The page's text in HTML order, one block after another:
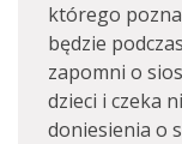
którego
będzie
zapomni o
dzieci i czeka
doniesienia o